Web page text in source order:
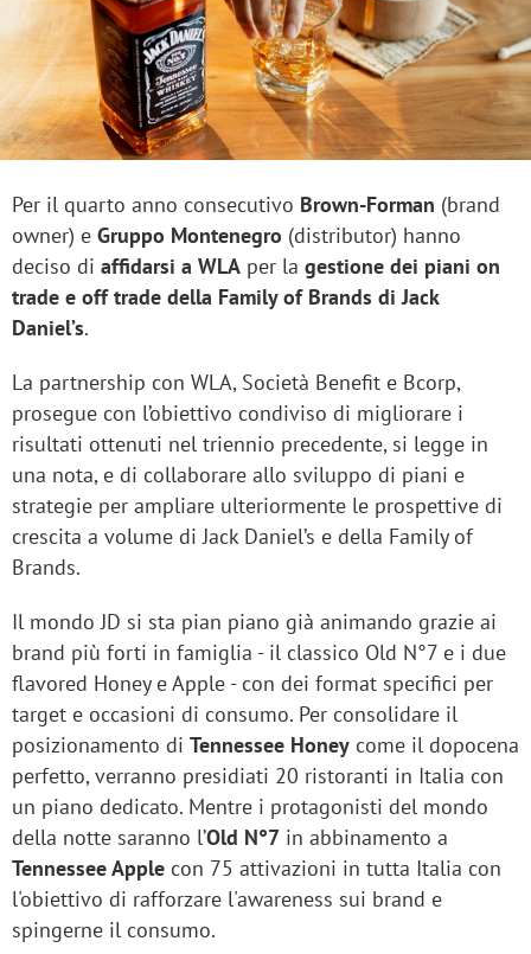
Per il quarto anno consecutivo Brown-Forman (brand
owner) e Gruppo Montenegro (distributor) hanno
deciso di affidarsi a WLA per la gestione dei piani on
trade e off trade della Family of Brands di Jack
Daniel’s.
La partnership con WLA, Società Benefit e Bcorp,
prosegue con l’obiettivo condiviso di migliorare i
risultati ottenuti nel triennio precedente, si legge in
una nota, e di collaborare allo sviluppo di piani e
strategie per ampliare ulteriormente le prospettive di
crescita a volume di Jack Daniel’s e della Family of
Brands.
Il mondo JD si sta pian piano già animando grazie ai
brand più forti in famiglia - il classico Old N°7 e i due
flavored Honey e Apple - con dei format specifici per
target e occasioni di consumo. Per consolidare il
posizionamento di Tennessee Honey come il dopocena
perfetto, verranno presidiati 20 ristoranti in Italia con
un piano dedicato. Mentre i protagonisti del mondo
della notte saranno l’Old N°7 in abbinamento a
Tennessee Apple con 75 attivazioni in tutta Italia con
l'obiettivo di rafforzare l'awareness sui brand e
spingerne il consumo.